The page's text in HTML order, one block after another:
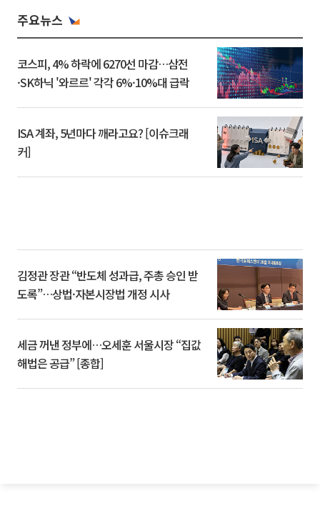
주요뉴스
코스피, 4% 하락에 6270선 마감…삼전
·SK하닉 '와르르' 각각 6%·10%대 급락
ISA 계좌, 5년마다 깨라고요? [이슈크래
커]
김정관 장관 “반도체 성과급, 주총 승인 받
도록”…상법·자본시장법 개정 시사
세금 꺼낸 정부에…오세훈 서울시장 “집값
해법은 공급” [종합]